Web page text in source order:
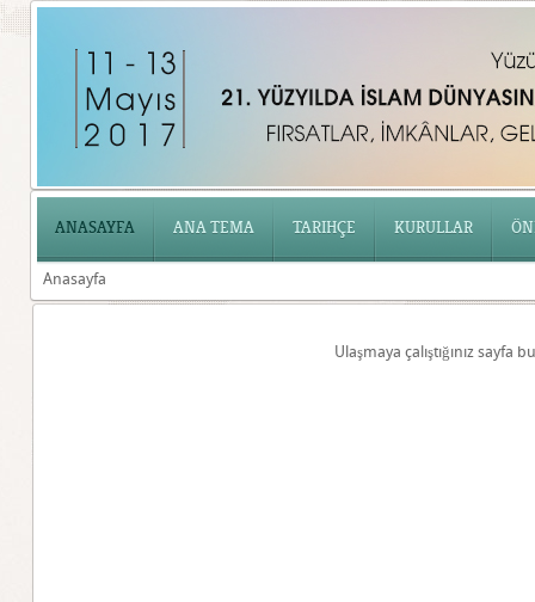
ANASAYFA ANA TEMA TARIHÇE KURULLAR
Anasayfa
Ulaşmaya çalıştığınız sayfa